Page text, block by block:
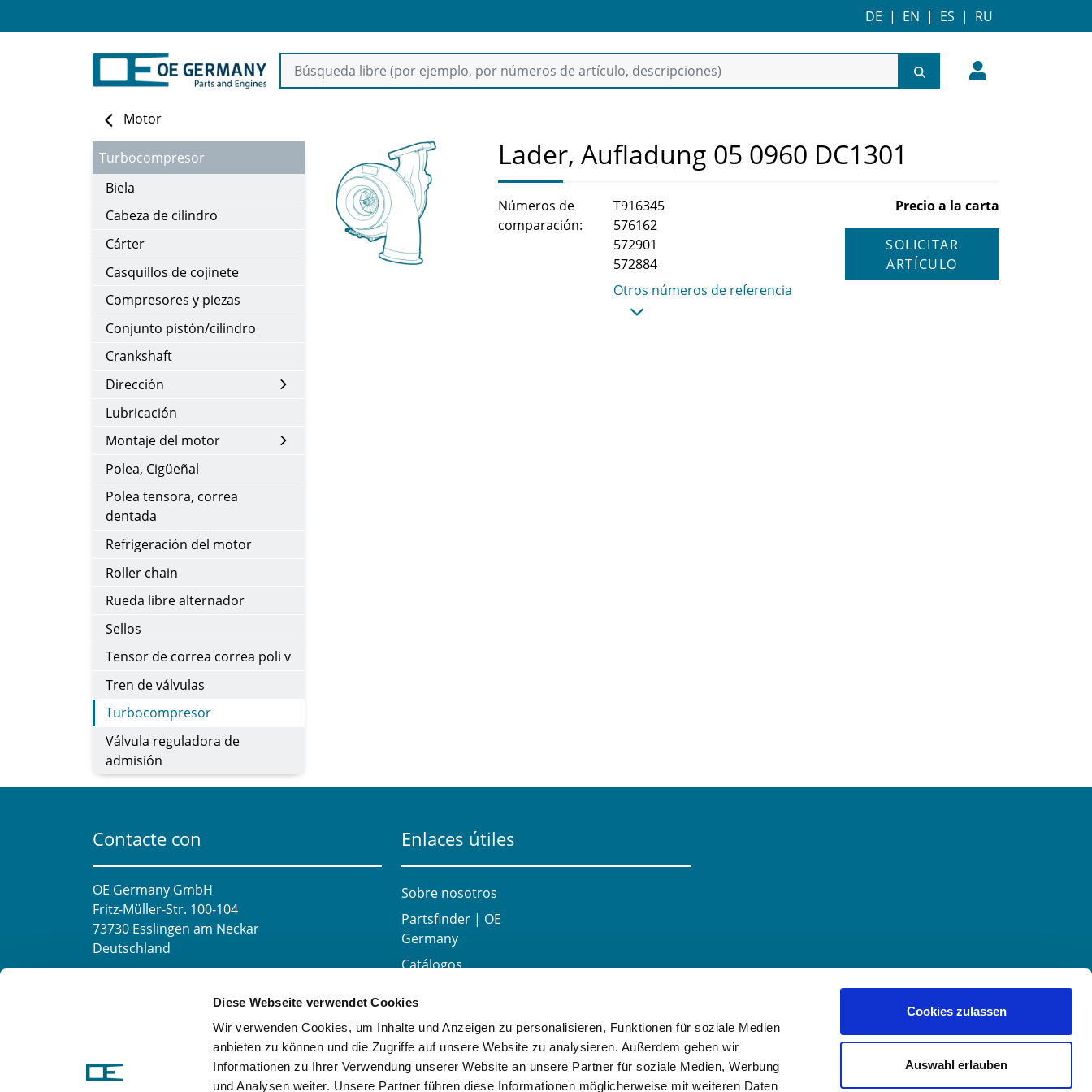
Diese Webseite verwendet Cookies
Wir verwenden Cookies, um Inhalte und Anzeigen zu personalisieren, Funktionen für soziale Medien
anbieten zu können und die Zugriffe auf unsere Website zu analysieren. Außerdem geben wir
Informationen zu Ihrer Verwendung unserer Website an unsere Partner für soziale Medien, Werbung
und Analysen weiter. Unsere Partner führen diese Informationen möglicherweise mit weiteren Daten
Cookies zulassen
Auswahl erlauben
DE | EN | ES | RU
Motor
Turbocompresor
Biela
Cabeza de cilindro
Cárter
Casquillos de cojinete
Compresores y piezas
Conjunto pistón/cilindro
Crankshaft
Dirección
Lubricación
Montaje del motor
Polea, Cigüeñal
Polea tensora, correa
dentada
Refrigeración del motor
Roller chain
Rueda libre alternador
Sellos
Tensor de correa correa poli v
Tren de válvulas
Turbocompresor
Válvula reguladora de
admisión
Lader, Aufladung 05 0960 DC1301
Precio a la carta
SOLICITAR
ARTÍCULO
Números de
comparación:
T916345
576162
572901
572884
Otros números de referencia
Contacte con
OE Germany GmbH
Fritz-Müller-Str. 100-104​
73730 Esslingen am Neckar​
Deutschland
Mo-Fr 8:00-16:00 Uhr
+49 711 6276980
Fax:+49 711 62769851
Enlaces útiles
Sobre nosotros
Partsfinder | OE
Germany
Catálogos